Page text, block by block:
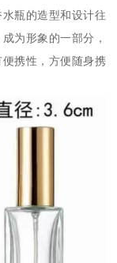
瓶的造型和设计往
为形象的一部分，
携性，方便随身携